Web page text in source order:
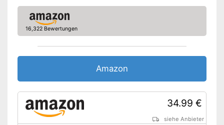
Ersatzklingen sind inbegriffen
Amazon Lieferzeit
16,322 Bewertungen
Amazon
34.99 €
siehe Anbieter